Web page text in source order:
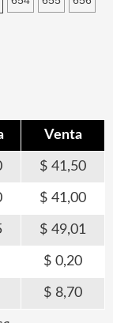
Venta
41,50
41,00
49,01
0,20
8,70